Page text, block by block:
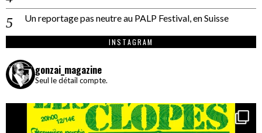
Un reportage pas neutre au PALP Festival, en Suisse
INSTAGRAM
gonzai_magazine
Seul le détail compte.